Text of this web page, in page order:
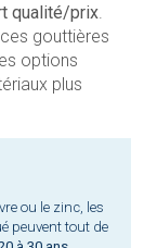
qualité/prix.
gouttières
options
plus
ou le zinc, les
peuvent tout de